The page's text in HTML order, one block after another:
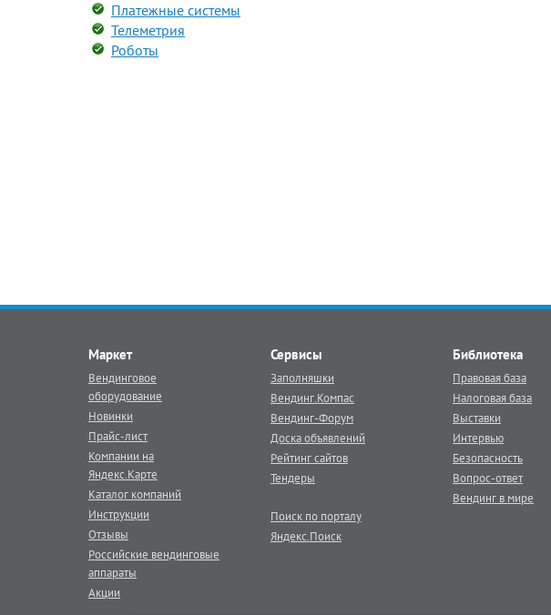
Платежные системы
Телеметрия
Роботы
Маркет
Вендинговое
оборудование
Новинки
Прайс-лист
Компании на
Яндекс.Карте
Каталог компаний
Инструкции
Отзывы
Российские вендинговые
аппараты
Акции
Сервисы
Заполняшки
Вендинг.Компас
Вендинг-Форум
Доска объявлений
Рейтинг сайтов
Тендеры
Поиск по порталу
Яндекс.Поиск
Библиотека
Правовая база
Налоговая база
Выставки
Интервью
Безопасность
Вопрос-ответ
Вендинг в мире